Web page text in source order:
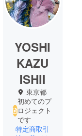
YOSHI
KAZU
ISHII
東京都
初めてのプ
ロジェクト
です
特定商取引